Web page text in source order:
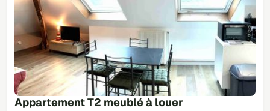
Appartement T2 meublé à louer